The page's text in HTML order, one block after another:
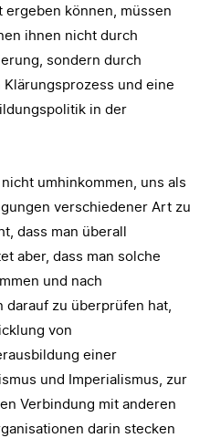
können, müssen
ihnen nicht durch
sondern durch
und eine
in der
umhinkommen, uns als
verschiedener Art zu
dass man überall
aber, dass man solche
und nach
zu überprüfen hat,
von
einer
und Imperialismus, zur
Verbindung mit anderen
darin stecken